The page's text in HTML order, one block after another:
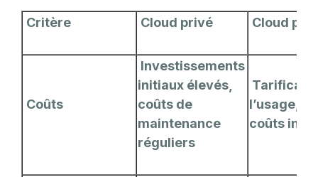
Critère Cloud privé Cloud
Coûts
Investissements
initiaux élevés,
coûts de
maintenance
réguliers
l’usage,
coûts